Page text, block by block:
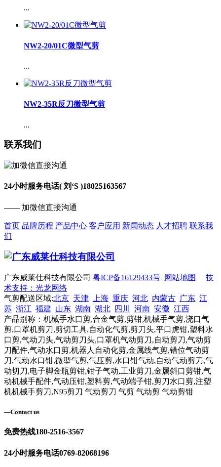
...
NW2-20/01C微型气剪
...
NW2-35R反刀微型气剪
...
联系我们
24小时服务电话( 刘‘S )18025163567
—— 加微信直接沟通
首页 品牌历程 产品中心 客户应用 新闻动态 人才招聘 联系我
们
广东威莱仕科技有限公司 粤ICP备16129433号 网站地图
技
术支持：光龙网络
气剪配送区域:北京 天津 上海 重庆 河北 内蒙古 广东 江
苏 浙江 福建 山东 湖南 湖北 四川 河南 安徽 江西
产品别称：机械手水口剪,合金气剪,剪钳,机械手气剪,浇口气
剪,口罩机剪刀,剪切工具,自动化气剪,剪刀头,平口虎钳,塑料水
口剪,气动刀头,气动剪刀头,口罩机气动剪刀,自动剪刀,气动剪
刀配件,气动水口剪,机器人自动化剪,金属线气剪,错位气动剪
刀,气动水口钳,微型气剪,气压剪,水口钳气动,自动气动剪刀,气
动切刀,电子脚金瓶剪钳,钳子气动,工业剪刀,金属斜口剪钳,气
动机械手配件,气动压钳,塑料剪,气动端子钳,剪刀水口剪,注塑
机机械手剪刀,N95剪刀 气动剪刀 气剪 气动剪 气动剪钳
—Contact us
免费热线180-2516-3567
24小时服务电话0769-82068196